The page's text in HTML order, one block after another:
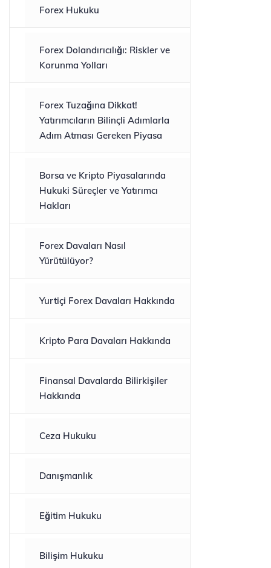
Forex Hukuku
Forex Dolandırıcılığı: Riskler ve
Korunma Yolları
Forex Tuzağına Dikkat!
Yatırımcıların Bilinçli Adımlarla
Adım Atması Gereken Piyasa
Borsa ve Kripto Piyasalarında
Hukuki Süreçler ve Yatırımcı
Hakları
Forex Davaları Nasıl
Yürütülüyor?
Yurtiçi Forex Davaları Hakkında
Kripto Para Davaları Hakkında
Finansal Davalarda Bilirkişiler
Hakkında
Ceza Hukuku
Danışmanlık
Eğitim Hukuku
Bilişim Hukuku